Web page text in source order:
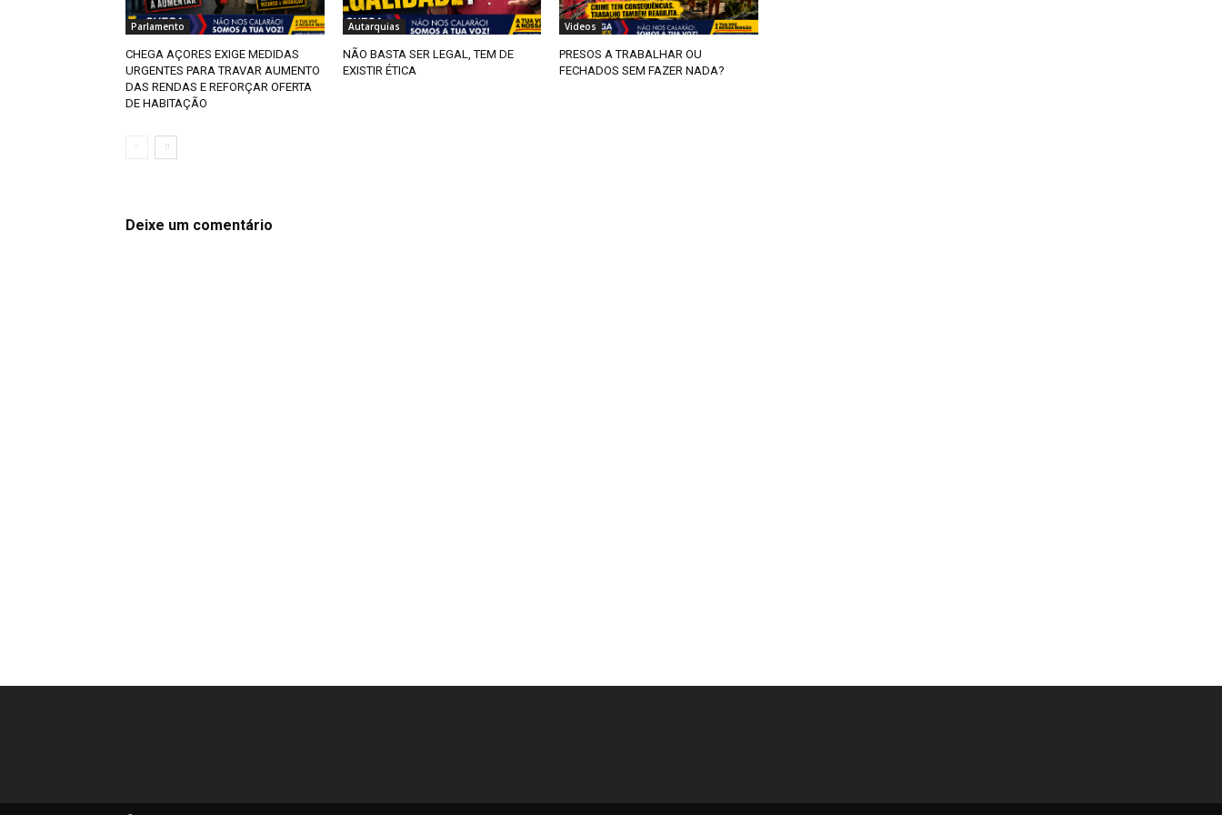
Parlamento
CHEGA AÇORES EXIGE MEDIDAS
URGENTES PARA TRAVAR AUMENTO
DAS RENDAS E REFORÇAR OFERTA
DE HABITAÇÃO
Autarquias
NÃO BASTA SER LEGAL, TEM DE
EXISTIR ÉTICA
Videos
PRESOS A TRABALHAR OU
FECHADOS SEM FAZER NADA?
Deixe um comentário